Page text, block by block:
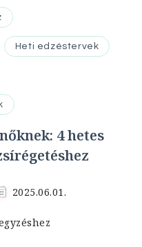
Heti edzéstervek
4 hetes
2025.06.01.